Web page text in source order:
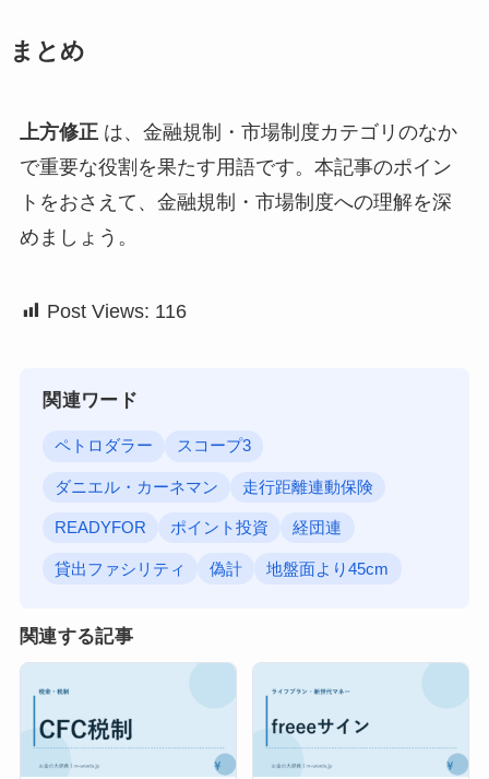
まとめ
上方修正は、金融規制・市場制度カテゴリのなか
で重要な役割を果たす用語です。本記事のポイン
トをおさえて、金融規制・市場制度への理解を深
めましょう。
Post Views: 116
関連ワード
ペトロダラー スコープ3
ダニエル・カーネマン 走行距離連動保険
READYFOR ポイント投資 経団連
貸出ファシリティ 偽計 地盤面より45cm
関連する記事